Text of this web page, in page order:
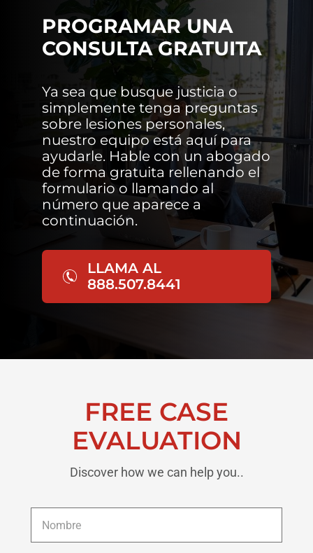
PROGRAMAR UNA
CONSULTA GRATUITA
Ya sea que busque justicia o
simplemente tenga preguntas
sobre lesiones personales,
nuestro equipo está aquí para
ayudarle. Hable con un abogado
de forma gratuita rellenando el
formulario o llamando al
número que aparece a
continuación.
LLAMA AL
888.507.8441
FREE CASE
EVALUATION
Discover how we can help you..
Nombre *